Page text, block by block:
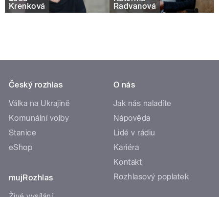
Krenková
Radvanová
Český rozhlas
Válka na Ukrajině
Komunální volby
Stanice
eShop
mujRozhlas
O nás
Jak nás naladíte
Nápověda
Lidé v rádiu
Kariéra
Kontakt
Rozhlasový poplatek